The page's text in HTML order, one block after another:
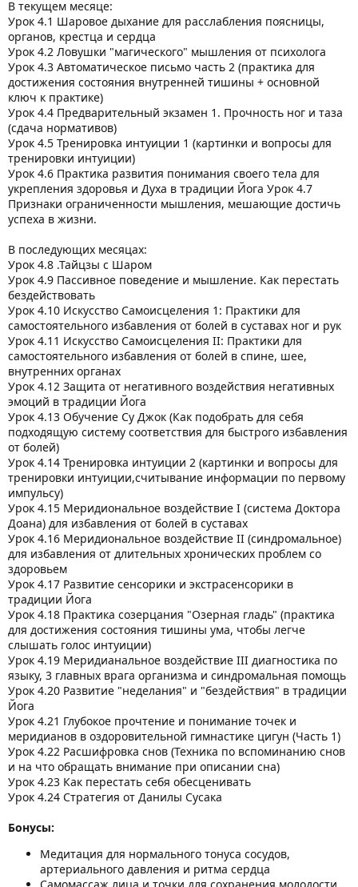
В текущем месяце:
Урок 4.1 Шаровое дыхание для расслабления поясницы,
органов, крестца и сердца
Урок 4.2 Ловушки "магического" мышления от психолога
Урок 4.3 Автоматическое письмо часть 2 (практика для
достижения состояния внутренней тишины + основной
ключ к практике)
Урок 4.4 Предварительный экзамен 1. Прочность ног и таза
(сдача нормативов)
Урок 4.5 Тренировка интуиции 1 (картинки и вопросы для
тренировки интуиции)
Урок 4.6 Практика развития понимания своего тела для
укрепления здоровья и Духа в традиции Йога Урок 4.7
Признаки ограниченности мышления, мешающие достичь
успеха в жизни.
В последующих месяцах:
Урок 4.8 .Тайцзы с Шаром
Урок 4.9 Пассивное поведение и мышление. Как перестать
бездействовать
Урок 4.10 Искусство Самоисцеления 1: Практики для
самостоятельного избавления от болей в суставах ног и рук
Урок 4.11 Искусство Самоисцеления II: Практики для
самостоятельного избавления от болей в спине, шее,
внутренних органах
Урок 4.12 Защита от негативного воздействия негативных
эмоций в традиции Йога
Урок 4.13 Обучение Су Джок (Как подобрать для себя
подходящую систему соответствия для быстрого избавления
от болей)
Урок 4.14 Тренировка интуиции 2 (картинки и вопросы для
тренировки интуиции,считывание информации по первому
импульсу)
Урок 4.15 Меридиональное воздействие I (система Доктора
Доана) для избавления от болей в суставах
Урок 4.16 Меридиональное воздействие II (синдромальное)
для избавления от длительных хронических проблем со
здоровьем
Урок 4.17 Развитие сенсорики и экстрасенсорики в
традиции Йога
Урок 4.18 Практика созерцания "Озерная гладь" (практика
для достижения состояния тишины ума, чтобы легче
слышать голос интуиции)
Урок 4.19 Меридианальное воздействие III диагностика по
языку, 3 главных врага организма и синдромальная помощь
Урок 4.20 Развитие "неделания" и "бездействия" в традиции
Йога
Урок 4.21 Глубокое прочтение и понимание точек и
меридианов в оздоровительной гимнастике цигун (Часть 1)
Урок 4.22 Расшифровка снов (Техника по вспоминанию снов
и на что обращать внимание при описании сна)
Урок 4.23 Как перестать себя обесценивать
Урок 4.24 Стратегия от Данилы Сусака
Бонусы:
Медитация для нормального тонуса сосудов,
артериального давления и ритма сердца
Самомассаж лица и точки для сохранения молодости